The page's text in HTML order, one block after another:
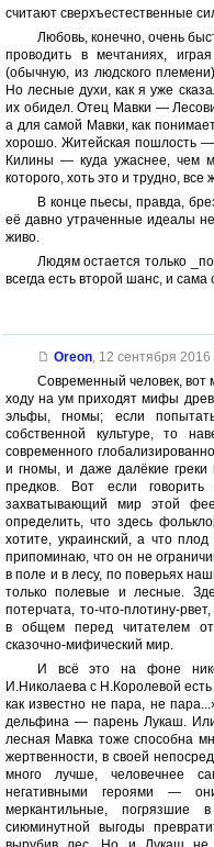
считают сверхъестественные
Любовь, конечно, очень
проводить в мечтаниях,
(обычную, из людского
Но лесные духи, как я уже
их обидел. Отец Мавки —
а для самой Мавки, как
хорошо. Житейская пошлость
Килины — куда ужаснее, чем
которого, хоть это и трудно,
В конце пьесы, правда,
её давно утраченные идеалы
живо.
Людям остается только
всегда есть второй шанс, и
Oreon, 12 сентября 2016
Современный человек, вот
ходу на ум приходят мифы
эльфы, гномы; если
собственной культуре, то
современного
и гномы, и даже далёкие
предков. Вот если
захватывающий мир этой
определить, что здесь
хотите, украинский, а что
припоминаю, что он не
в поле и в лесу, по поверьях
только полевые и лесные.
потерчата, то-что-плотину-
в общем перед читателем
сказочно-мифический мир.
И всё это на фоне
И.Николаева с Н.Королевой
как известно не пара, не
дельфина — парень Лукаш.
лесная Мавка тоже способна
жертвенности, в своей
много лучше, человечнее
негативными героями —
меркантильные, погрязшие
сиюминутной выгоды